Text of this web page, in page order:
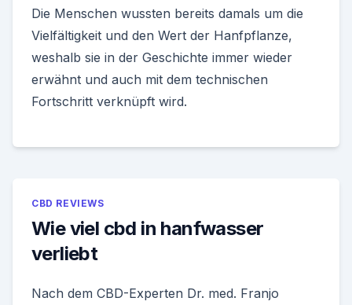
Die Menschen wussten bereits damals um die
Vielfältigkeit und den Wert der Hanfpflanze,
weshalb sie in der Geschichte immer wieder
erwähnt und auch mit dem technischen
Fortschritt verknüpft wird.
CBD REVIEWS
Wie viel cbd in hanfwasser
verliebt
Nach dem CBD-Experten Dr. med. Franjo